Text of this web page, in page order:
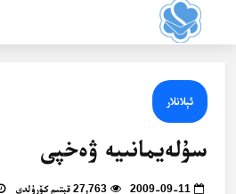
ئېلانلار
سۇلەيمانىيە ۋەخپى
2009-09-11 27,763 قېتىم كۆرۈلدى